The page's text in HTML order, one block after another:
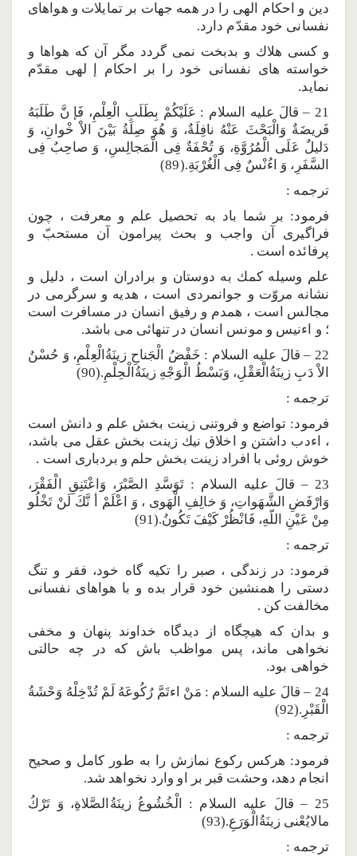
دين و احكام الهى را در همه جهات بر تمايلات و هواهاى
نفسانى خود مقدّم دارد.
و كسى هلاك و بدبخت نمى گردد مگر آن كه هواها و
خواسته هاى نفسانى خود را بر احكام إ لهى مقدّم
نمايد.
21 – قالَ عليه السلام : عَلَيْكُمْ بِطَلَبِ الْعِلْمِ، فَإ نَّ طَلَبَهُ
فَريضَةٌ وَالْبَحْثَ عَنْهُ نافِلَةٌ، وَ هُوَ صِلَةُ بَيْنَ الاْ خْوانِ، وَ
دَليلٌ عَلَى الْمُرُوَّةِ، وَ تُحْفَةٌ فِى الْمَجالِسِ، وَ صاحِبٌ فِى
السَّفَرِ، وَ اءُنْسٌ فِى الْغُرْبَةِ.(89)
ترجمه :
فرمود: بر شما باد به تحصيل علم و معرفت ، چون
فراگيرى آن واجب و بحث پيرامون آن مستحبّ و
پرفائده است .
علم وسيله كمك به دوستان و برادران است ، دليل و
نشانه مروّت و جوانمردى است ، هديه و سرگرمى در
مجالس است ، همدم و رفيق انسان در مسافرت است
؛ و اءنيس و مونس انسان در تنهائى مى باشد.
22 – قالَ عليه السلام : خَفْضُ الْجَناحِ زينَةُالْعِلْمِ، وَ حُسْنُ
الاْ دَبِ زينَةُالْعَقْلِ، وَبَسْطُ الْوَجْهِ زينَةُالْحِلْمِ.(90)
ترجمه :
فرمود: تواضع و فروتنى زينت بخش علم و دانش است
، اءدب داشتن و اخلاق نيك زينت بخش عقل مى باشد،
خوش روئى با افراد زينت بخش حلم و بردبارى است .
23 – قالَ عليه السلام : تَوَسَّدِ الصَّبْرَ، وَاعْتَنِقِ الْفَقْرَ،
وَارْفَضِ الشَّهَواتِ، وَ خالِفِ الْهَوى ، وَ اعْلَمْ أ نَّكَ لَنْ تَخْلُو
مِنْ عَيْنِ اللّهِ، فَانْظُرْ كَيْفَ تَكُونُ.(91)
ترجمه :
فرمود: در زندگى ، صبر را تكيه گاه خود، فقر و تنگ
دستى را همنشين خود قرار بده و با هواهاى نفسانى
مخالفت كن .
و بدان كه هيچگاه از ديدگاه خداوند پنهان و مخفى
نخواهى ماند، پس مواظب باش كه در چه حالتى
خواهى بود.
24 – قالَ عليه السلام : مَنْ اءتَمَّ رُكُوعَهُ لَمْ تُدْخِلْهُ وَحْشَةُ
الْقَبْرِ.(92)
ترجمه :
فرمود: هركس ركوع نمازش را به طور كامل و صحيح
انجام دهد، وحشت قبر بر او وارد نخواهد شد.
25 – قالَ عليه السلام : الْخُشُوعُ زينَةُالصَّلاةِ، وَ تَرْكُ
مالايُعْنى زينَةُالْوَرَعِ.(93)
ترجمه :